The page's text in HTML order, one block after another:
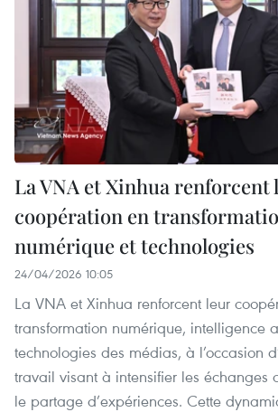
La VNA et Xinhua renforcent
coopération en
numérique et technologies
24/04/2026 10:05
La VNA et Xinhua renforcent leur
transformation numérique, intelligence
technologies des médias, à l’occasion
travail visant à intensifier les échanges
le partage d’expériences. Cette